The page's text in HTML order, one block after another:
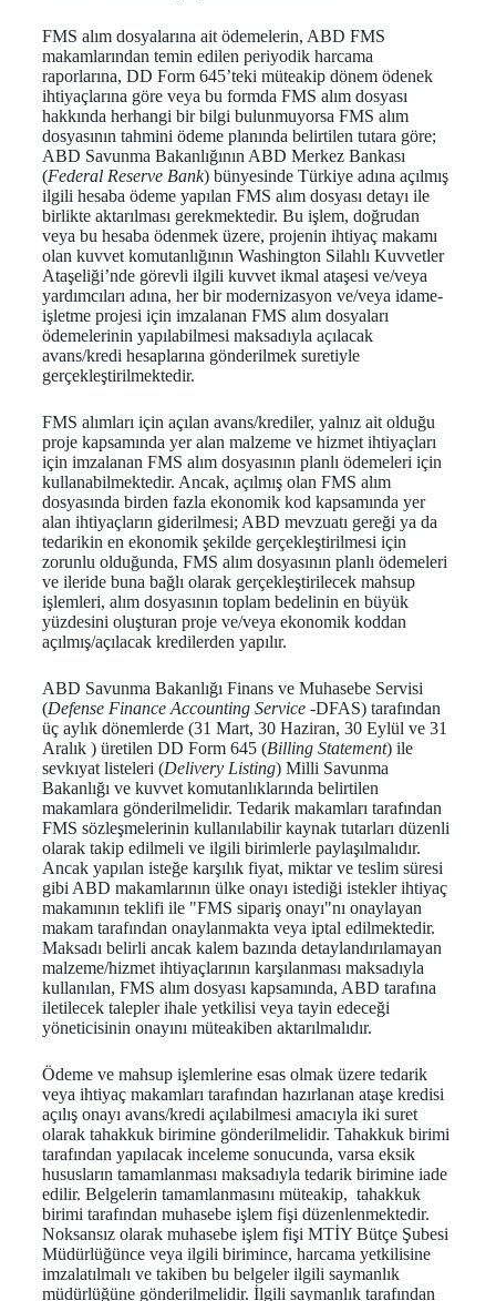
FMS alım dosyalarına ait ödemelerin, ABD FMS
makamlarından temin edilen periyodik harcama
raporlarına, DD Form 645’teki müteakip dönem ödenek
ihtiyaçlarına göre veya bu formda FMS alım dosyası
hakkında herhangi bir bilgi bulunmuyorsa FMS alım
dosyasının tahmini ödeme planında belirtilen tutara göre;
ABD Savunma Bakanlığının ABD Merkez Bankası
(Federal Reserve Bank) bünyesinde Türkiye adına açılmış
ilgili hesaba ödeme yapılan FMS alım dosyası detayı ile
birlikte aktarılması gerekmektedir. Bu işlem, doğrudan
veya bu hesaba ödenmek üzere, projenin ihtiyaç makamı
olan kuvvet komutanlığının Washington Silahlı Kuvvetler
Ataşeliği’nde görevli ilgili kuvvet ikmal ataşesi ve/veya
yardımcıları adına, her bir modernizasyon ve/veya idame-
işletme projesi için imzalanan FMS alım dosyaları
ödemelerinin yapılabilmesi maksadıyla açılacak
avans/kredi hesaplarına gönderilmek suretiyle
gerçekleştirilmektedir.
FMS alımları için açılan avans/krediler, yalnız ait olduğu
proje kapsamında yer alan malzeme ve hizmet ihtiyaçları
için imzalanan FMS alım dosyasının planlı ödemeleri için
kullanabilmektedir. Ancak, açılmış olan FMS alım
dosyasında birden fazla ekonomik kod kapsamında yer
alan ihtiyaçların giderilmesi; ABD mevzuatı gereği ya da
tedarikin en ekonomik şekilde gerçekleştirilmesi için
zorunlu olduğunda, FMS alım dosyasının planlı ödemeleri
ve ileride buna bağlı olarak gerçekleştirilecek mahsup
işlemleri, alım dosyasının toplam bedelinin en büyük
yüzdesini oluşturan proje ve/veya ekonomik koddan
açılmış/açılacak kredilerden yapılır.
ABD Savunma Bakanlığı Finans ve Muhasebe Servisi
(Defense Finance Accounting Service -DFAS) tarafından
üç aylık dönemlerde (31 Mart, 30 Haziran, 30 Eylül ve 31
Aralık ) üretilen DD Form 645 (Billing Statement) ile
sevkıyat listeleri (Delivery Listing) Milli Savunma
Bakanlığı ve kuvvet komutanlıklarında belirtilen
makamlara gönderilmelidir. Tedarik makamları tarafından
FMS sözleşmelerinin kullanılabilir kaynak tutarları düzenli
olarak takip edilmeli ve ilgili birimlerle paylaşılmalıdır.
Ancak yapılan isteğe karşılık fiyat, miktar ve teslim süresi
gibi ABD makamlarının ülke onayı istediği istekler ihtiyaç
makamının teklifi ile "FMS sipariş onayı"nı onaylayan
makam tarafından onaylanmakta veya iptal edilmektedir.
Maksadı belirli ancak kalem bazında detaylandırılamayan
malzeme/hizmet ihtiyaçlarının karşılanması maksadıyla
kullanılan, FMS alım dosyası kapsamında, ABD tarafına
iletilecek talepler ihale yetkilisi veya tayin edeceği
yöneticisinin onayını müteakiben aktarılmalıdır.
Ödeme ve mahsup işlemlerine esas olmak üzere tedarik
veya ihtiyaç makamları tarafından hazırlanan ataşe kredisi
açılış onayı avans/kredi açılabilmesi amacıyla iki suret
olarak tahakkuk birimine gönderilmelidir. Tahakkuk birimi
tarafından yapılacak inceleme sonucunda, varsa eksik
hususların tamamlanması maksadıyla tedarik birimine iade
edilir. Belgelerin tamamlanmasını müteakip, tahakkuk
birimi tarafından muhasebe işlem fişi düzenlenmektedir.
Noksansız olarak muhasebe işlem fişi MTİY Bütçe Şubesi
Müdürlüğünce veya ilgili birimince, harcama yetkilisine
imzalatılmalı ve takiben bu belgeler ilgili saymanlık
müdürlüğüne gönderilmelidir. İlgili saymanlık tarafından